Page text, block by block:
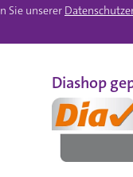
Sie unserer
Diashop